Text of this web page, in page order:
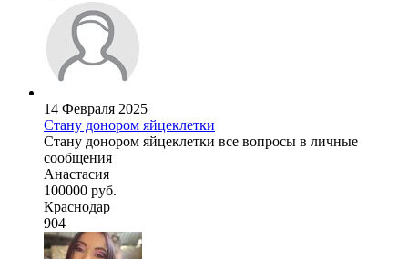
14 Февраля 2025
Стану донором яйцеклетки
Стану донором яйцеклетки все вопросы в личные
сообщения
Анастасия
100000 руб.
Краснодар
904